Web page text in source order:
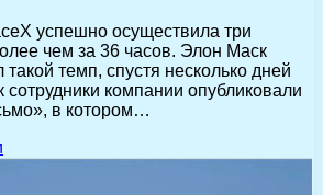
успешно осуществила три
чем за 36 часов. Элон Маск
такой темп, спустя несколько дней
сотрудники компании опубликовали
в котором…